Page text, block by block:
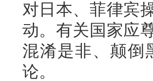
对日本、菲律宾
动。有关国家应
混淆是非、颠倒
论。